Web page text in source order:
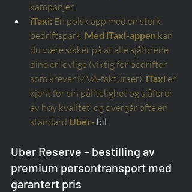
kampanjer.
iTaxi: En polsk app med en sterk
bedriftspark. Med iTaxi-appen kan
du være sikker på at alle sjåførene
dine er lovlige (viktig for bedrifter
som krever MVA-fakturaer). iTaxi er
kjent for sin pålitelighet og sjåfører
av høy kvalitet, og overgår ofte en
standard Uber- bil .
Uber Reserve – bestilling av
premium persontransport med
garantert pris